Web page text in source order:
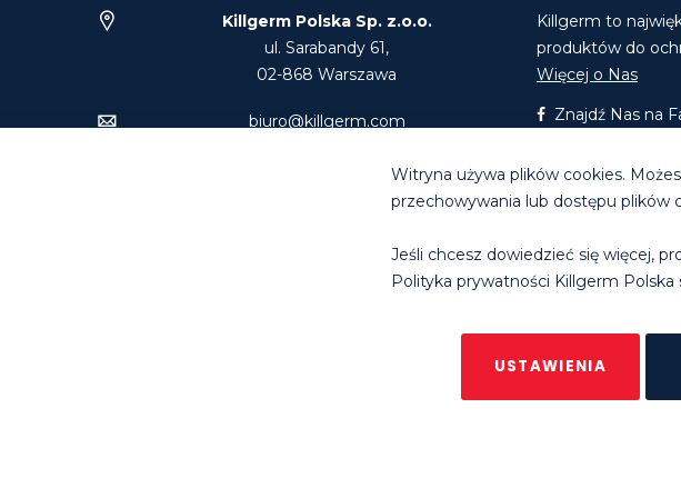
Killgerm Polska Sp. z.o.o.
ul. Sarabandy 61,
02-868 Warszawa
biuro@killgerm.com
Tel: +48 22 894 74 00
Killgerm to
produktów do
Więcej o Nas
Znajdź Nas na
© Killgerm Group Ltd. |
Witryna używa plików cookies.
przechowywania lub dostępu plików
Jeśli chcesz dowiedzieć się więcej,
Polityka prywatności Killgerm Polska
USTAWIENIA